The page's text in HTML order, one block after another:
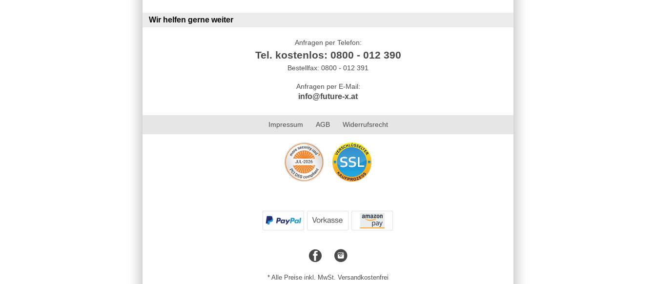
Wir helfen gerne weiter
Anfragen per Telefon:
Tel. kostenlos: 0800 - 012 390
Bestellfax: 0800 - 012 391
Anfragen per E-Mail:
info@future-x.at
Impressum AGB Widerrufsrecht
* Alle Preise inkl. MwSt. Versandkostenfrei